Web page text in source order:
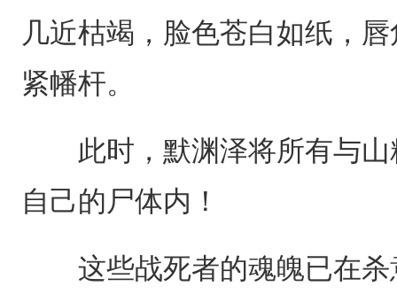
几近枯竭，脸色苍白如纸，
紧幡杆。
此时，默渊泽将所有与山
自己的尸体内！
这些战死者的魂魄已在杀